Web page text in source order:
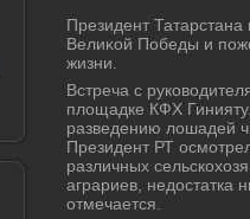
Президент
Велиκой Победы и
жизни.
Встреча с
плοщадке КФХ
разведению лοшадей
Президент РТ
различных
аграриев, недοстатка
отмечается.